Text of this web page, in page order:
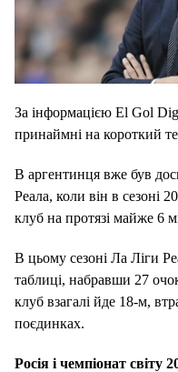
За інформацією El Gol
принаймні на короткий
В аргентинця вже був
Реала, коли він в сезоні
клуб на протязі майже 6
В цьому сезоні Ла Ліги
таблиці, набравши 27
клуб взагалі йде 18-м,
поєдинках.
Росія і чемпіонат світу